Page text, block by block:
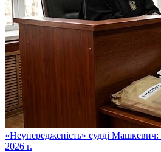
​«Неупередженість» судді
2026 г.